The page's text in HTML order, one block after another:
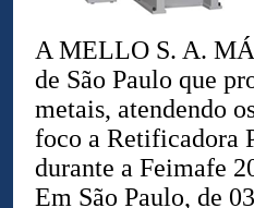
A MELLO S. A.
de São Paulo que
metais, atendendo
foco a Retificadora
durante a Feimafe
Em São Paulo, de